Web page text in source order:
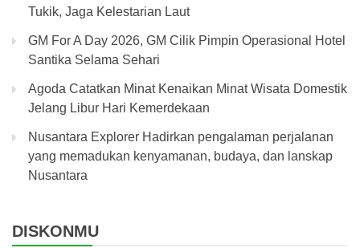
Tukik, Jaga Kelestarian Laut
GM For A Day 2026, GM Cilik Pimpin Operasional Hotel
Santika Selama Sehari
Agoda Catatkan Minat Kenaikan Minat Wisata Domestik
Jelang Libur Hari Kemerdekaan
Nusantara Explorer Hadirkan pengalaman perjalanan
yang memadukan kenyamanan, budaya, dan lanskap
Nusantara
DISKONMU